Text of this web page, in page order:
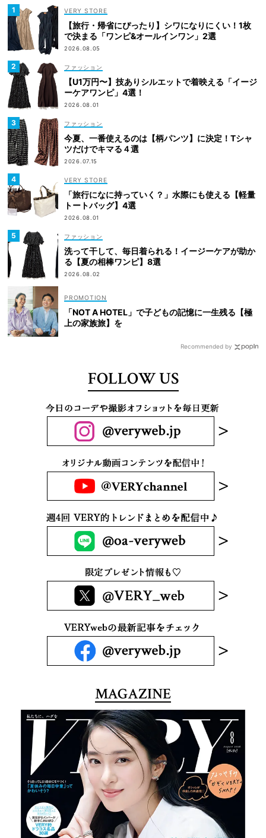
VERY STORE
【旅行・帰省にぴったり】シワになりにくい！1枚
で決まる「ワンピ&オールインワン」2選
2026.08.05
ファッション
【U1万円〜】技ありシルエットで着映える「イージ
ーケアワンピ」4選！
2026.08.01
ファッション
今夏、一番使えるのは【柄パンツ】に決定！Tシャ
ツだけでキマる４選
2026.07.15
VERY STORE
「旅行になに持っていく？」水際にも使える【軽量
トートバッグ】4選
2026.08.01
ファッション
洗って干して、毎日着られる！イージーケアが助か
る【夏の相棒ワンピ】8選
2026.08.02
「NOT A HOTEL」で子どもの記憶に一生残る【極
上の家族旅】を
Recommended by
FOLLOW US
MAGAZINE